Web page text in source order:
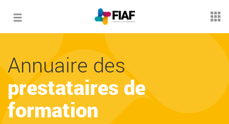
Toggle
Annuaire des
prestataires de
formation